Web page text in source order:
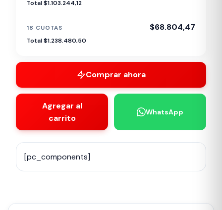
Total $1.103.244,12
18 CUOTAS $68.804,47
Total $1.238.480,50
Comprar ahora
Agregar al
carrito
WhatsApp
[pc_components]